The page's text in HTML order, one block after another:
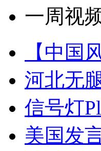
一周视
【中国
河北无
信号灯
美国发